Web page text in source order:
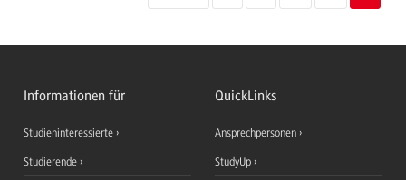
Informationen für
Studieninteressierte
Studierende
QuickLinks
Ansprechpersonen
StudyUp